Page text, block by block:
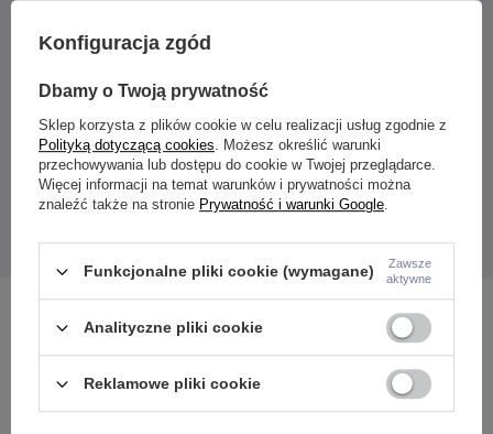
Materiał:
stal chirurgiczna 316L
Wymiary:
Grubość: 1,6 mm
Długość pręcika: 38 mm
Średnica kulek: 5-5 mm
Kolor: różowy
Zobacz również
Konfiguracja zgód
Dbamy o Twoją prywatność
Sklep korzysta z plików cookie w celu realizacji usług zgodnie z
Polityką dotyczącą cookies. Możesz określić warunki
przechowywania lub dostępu do cookie w Twojej przeglądarce.
Więcej informacji na temat warunków i prywatności można
znaleźć także na stronie Prywatność i warunki Google.
Funkcjonalne pliki cookie (wymagane)
Zawsze
aktywne
Analityczne pliki cookie
Reklamowe pliki cookie